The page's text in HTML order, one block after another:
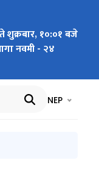
शुक्रबार, १०:०१ बजे
नवमी - २४
भाषा चयन
NEP